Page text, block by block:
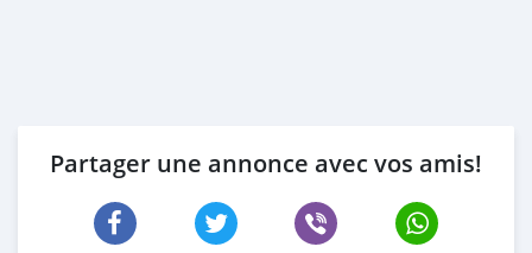
Partager une annonce avec vos amis!